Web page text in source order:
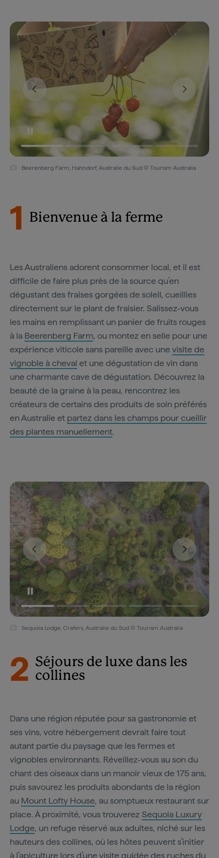
Beerenberg Farm, Hahndorf, Australie du Sud © Tourism Australia
1 Bienvenue à la ferme
Les Australiens adorent consommer local, et il est
difficile de faire plus près de la source qu’en
dégustant des fraises gorgées de soleil, cueillies
directement sur le plant de fraisier. Salissez-vous
les mains en remplissant un panier de fruits rouges
à la Beerenberg Farm, ou montez en selle pour une
expérience viticole sans pareille avec une visite de
vignoble à cheval et une dégustation de vin dans
une charmante cave de dégustation. Découvrez la
beauté de la graine à la peau, rencontrez les
créateurs de certains des produits de soin préférés
en Australie et partez dans les champs pour cueillir
des plantes manuellement.
Sequoia Lodge, Crafers, Australie du Sud © Tourism Australia
2 Séjours de luxe dans les
collines
Dans une région réputée pour sa gastronomie et
ses vins, votre hébergement devrait faire tout
autant partie du paysage que les fermes et
vignobles environnants. Réveillez-vous au son du
chant des oiseaux dans un manoir vieux de 175 ans,
puis savourez les produits abondants de la région
au Mount Lofty House, au somptueux restaurant sur
place. À proximité, vous trouverez Sequoia Luxury
Lodge, un refuge réservé aux adultes, niché sur les
hauteurs des collines, où les hôtes peuvent s’initier
à l’apiculture lors d’une visite guidée des ruches du